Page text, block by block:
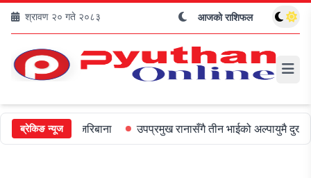
श्रावण २० गते २०८३ आजको राशिफल
ब्रेकिङ न्यूज
५०० जरिबाना उपप्रमुख रानासँगै तीन भाईको अल्पायुमै दुखद निधन